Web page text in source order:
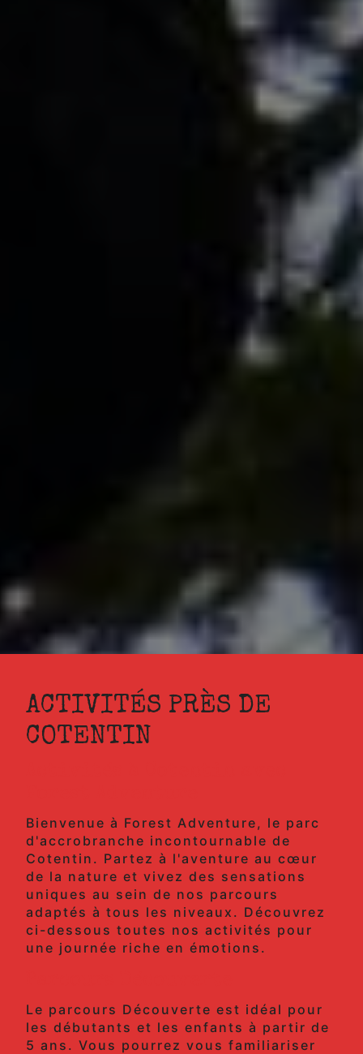
ACTIVITÉS PRÈS DE
COTENTIN
Bienvenue à Forest Adventure, le parc
d'accrobranche incontournable de
Cotentin. Partez à l'aventure au cœur
de la nature et vivez des sensations
uniques au sein de nos parcours
adaptés à tous les niveaux. Découvrez
ci-dessous toutes nos activités pour
une journée riche en émotions.
Le parcours Découverte est idéal pour
les débutants et les enfants à partir de
5 ans. Vous pourrez vous familiariser